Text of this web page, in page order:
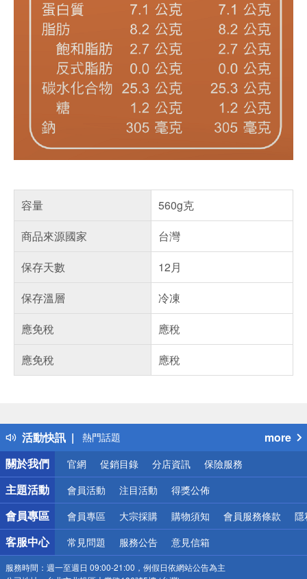
容量
560g克
商品來源國家
台灣
保存天數
12月
保存溫層
冷凍
應免稅
應稅
應免稅
應稅
活動快訊
得獎公告
熱門話題
銀行優惠
偏遠地區配送
詐騙網頁！請小心！
more
關於我們
官網 促銷目錄 分店資訊 保險服務
主題活動 會員活動 注目活動 得獎公佈
會員專區 會員專區 大宗採購 購物須知 會員服務條款 隱
客服中心 常見問題 服務公告 意見信箱
服務時間： 週一至週日 09:00-21:00，例假日依網站公告為主